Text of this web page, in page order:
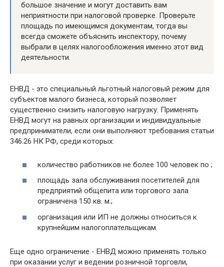
большое значение и могут доставить вам
неприятности при налоговой проверке. Проверьте
площадь по имеющимся документам, тогда вы
всегда сможете объяснить инспектору, почему
выбрали в целях налогообложения именно этот вид
деятельности.
ЕНВД - это специальный льготный налоговый режим для
субъектов малого бизнеса, который позволяет
существенно снизить налоговую нагрузку. Применять
ЕНВД могут на равных организации и индивидуальные
предприниматели, если они выполняют требования статьи
346.26 НК РФ, среди которых:
количество работников не более 100 человек по ;
площадь зала обслуживания посетителей для
предприятий общепита или торгового зала
ограничена 150 кв. м.;
организация или ИП не должны относиться к
крупнейшим налогоплательщикам.
Еще одно ограничение - ЕНВД можно применять только
при оказании услуг и ведении розничной торговли,